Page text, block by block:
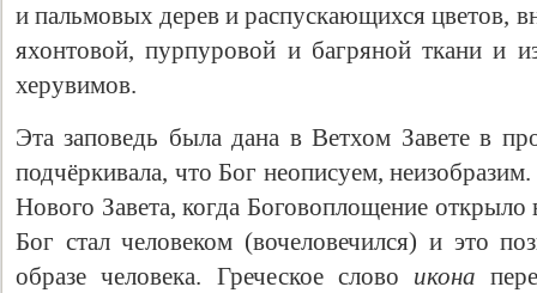
и пальмовых дерев и распускающихся цветов,
яхонтовой, пурпуровой и багряной ткани и
херувимов.
Эта заповедь была дана в Ветхом Завете в
подчёркивала, что Бог неописуем,
Нового Завета, когда Боговоплощение
Бог стал человеком (вочеловечился) и это
образе человека. Греческое слово икона